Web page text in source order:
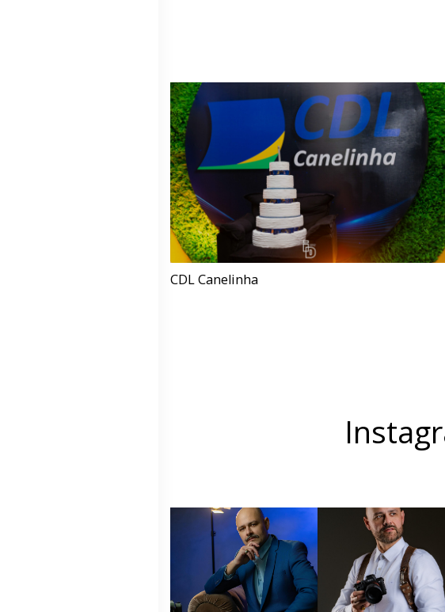
CDL Canelinha